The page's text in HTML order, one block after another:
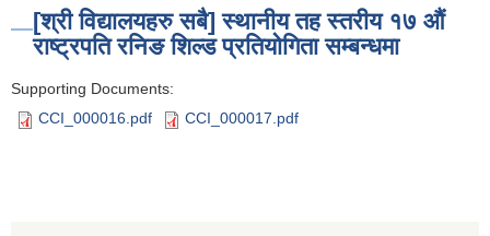
[श्री विद्यालयहरु सबै] स्थानीय तह स्तरीय १७ औं
राष्ट्रपति रनिङ शिल्ड प्रतियोगिता सम्बन्धमा
Supporting Documents:
CCI_000016.pdf
CCI_000017.pdf